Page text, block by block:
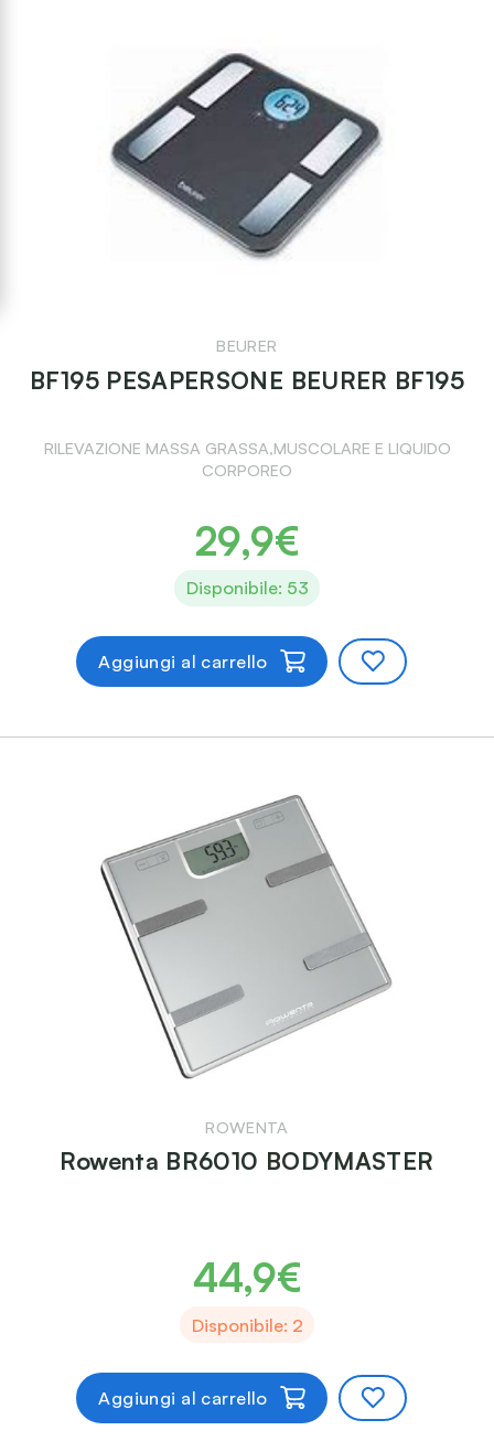
BEURER
BF195 PESAPERSONE BEURER BF195
RILEVAZIONE MASSA GRASSA,MUSCOLARE E LIQUIDO
CORPOREO
29,9€
Disponibile: 53
Aggiungi al carrello
ROWENTA
Rowenta BR6010 BODYMASTER
44,9€
Disponibile: 2
Aggiungi al carrello